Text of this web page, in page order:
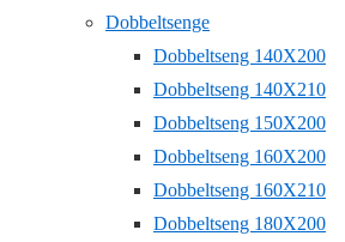
Dobbeltsenge
Dobbeltseng 140X200
Dobbeltseng 140X210
Dobbeltseng 150X200
Dobbeltseng 160X200
Dobbeltseng 160X210
Dobbeltseng 180X200